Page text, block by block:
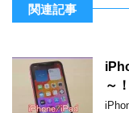
関連記事
～